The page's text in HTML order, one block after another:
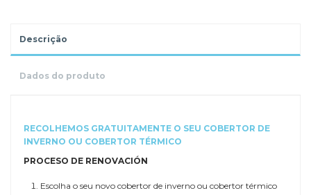
Descrição
Dados do produto
RECOLHEMOS GRATUITAMENTE O SEU COBERTOR DE
INVERNO OU COBERTOR TÉRMICO
PROCESO DE RENOVACIÓN
Escolha o seu novo cobertor de inverno ou cobertor térmico